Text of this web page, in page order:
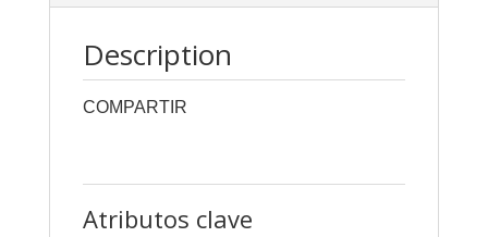
MODELO
quantity
Description
COMPARTIR
Atributos clave